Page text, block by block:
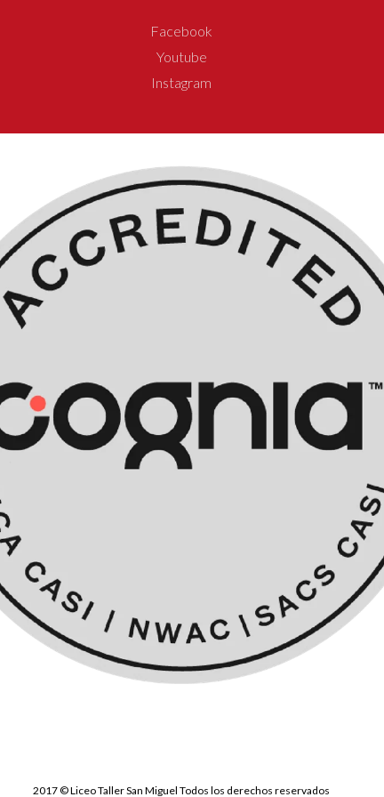
Facebook
Youtube
Instagram
2017 © Liceo Taller San Miguel Todos los derechos reservados